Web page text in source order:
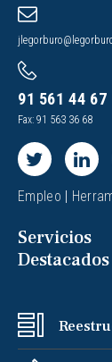
91 561 44 67
Fax: 91 563 36 68
Empleo
Servicios
Destacados